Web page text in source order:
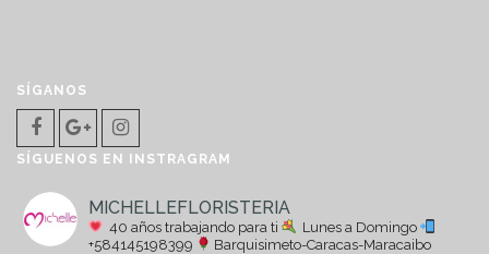
SÍGANOS
SÍGUENOS EN INSTRAGRAM
MICHELLEFLORISTERIA
40 años trabajando para ti
Lunes a Domingo
+584145198399
Barquisimeto-Caracas-Maracaibo